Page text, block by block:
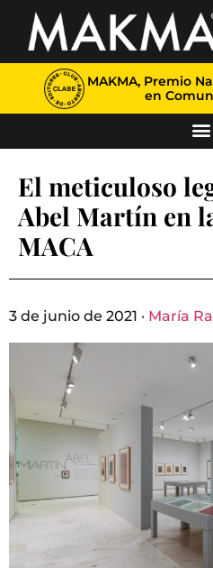
MAKMA, Premio
en
El meticuloso
Abel Martín en
MACA
3 de junio de 2021 · María